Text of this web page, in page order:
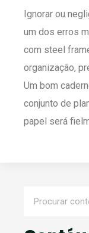
Ignorar ou
um dos erros
com steel
organização,
Um bom
conjunto de
papel será